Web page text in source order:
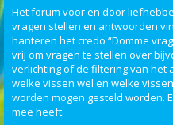
Het forum voor en door
vragen stellen en antwoorden
hanteren het credo “Domme
vrij om vragen te stellen over
verlichting of de filtering van het
welke vissen wel en welke
worden mogen gesteld worden.
mee heeft.